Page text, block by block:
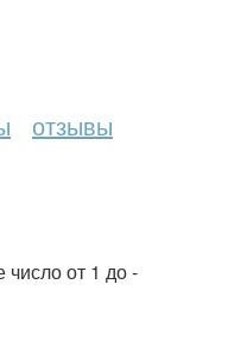
отзывы
число от 1 до -